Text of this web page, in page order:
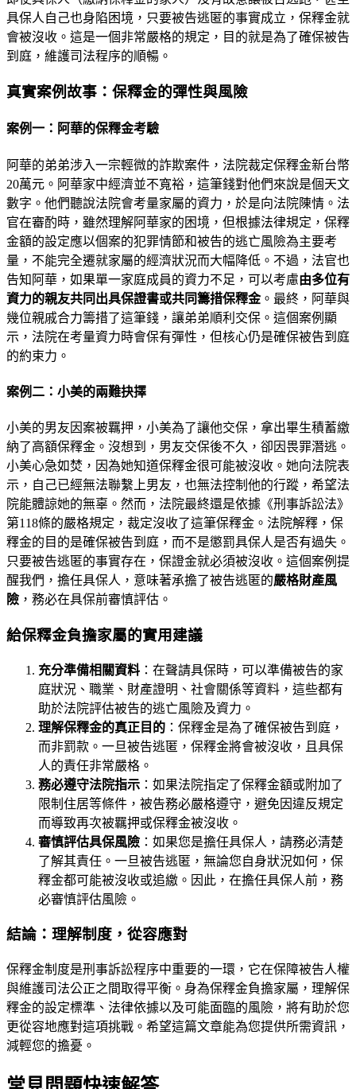
具保人自己也身陷困境，只要被告逃匿的事實成立，保釋金就
會被沒收。這是一個非常嚴格的規定，目的就是為了確保被告
到庭，維護司法程序的順暢。
真實案例故事：保釋金的彈性與風險
案例一：阿華的保釋金考驗
阿華的弟弟涉入一宗輕微的詐欺案件，法院裁定保釋金新台幣
20萬元。阿華家中經濟並不寬裕，這筆錢對他們來說是個天文
數字。他們聽說法院會考量家屬的資力，於是向法院陳情。法
官在審酌時，雖然理解阿華家的困境，但根據法律規定，保釋
金額的設定應以個案的犯罪情節和被告的逃亡風險為主要考
量，不能完全遷就家屬的經濟狀況而大幅降低。不過，法官也
告知阿華，如果單一家庭成員的資力不足，可以考慮由多位有
資力的親友共同出具保證書或共同籌措保釋金。最終，阿華與
幾位親戚合力籌措了這筆錢，讓弟弟順利交保。這個案例顯
示，法院在考量資力時會保有彈性，但核心仍是確保被告到庭
的約束力。
案例二：小美的兩難抉擇
小美的男友因案被羈押，小美為了讓他交保，拿出畢生積蓄繳
納了高額保釋金。沒想到，男友交保後不久，卻因畏罪潛逃。
小美心急如焚，因為她知道保釋金很可能被沒收。她向法院表
示，自己已經無法聯繫上男友，也無法控制他的行蹤，希望法
院能體諒她的無辜。然而，法院最終還是依據《刑事訴訟法》
第118條的嚴格規定，裁定沒收了這筆保釋金。法院解釋，保
釋金的目的是確保被告到庭，而不是懲罰具保人是否有過失。
只要被告逃匿的事實存在，保證金就必須被沒收。這個案例提
醒我們，擔任具保人，意味著承擔了被告逃匿的嚴格財產風
險 ，務必在具保前審慎評估。
給保釋金負擔家屬的實用建議
充分準備相關資料 ：在聲請具保時，可以準備被告的家
庭狀況、職業、財產證明、社會關係等資料，這些都有
助於法院評估被告的逃亡風險及資力。
理解保釋金的真正目的 ：保釋金是為了確保被告到庭，
而非罰款。一旦被告逃匿，保釋金將會被沒收，且具保
人的責任非常嚴格。
務必遵守法院指示 ：如果法院指定了保釋金額或附加了
限制住居等條件，被告務必嚴格遵守，避免因違反規定
而導致再次被羈押或保釋金被沒收。
審慎評估具保風險 ：如果您是擔任具保人，請務必清楚
了解其責任。一旦被告逃匿，無論您自身狀況如何，保
釋金都可能被沒收或追繳。因此，在擔任具保人前，務
必審慎評估風險。
結論：理解制度，從容應對
保釋金制度是刑事訴訟程序中重要的一環，它在保障被告人權
與維護司法公正之間取得平衡。身為保釋金負擔家屬，理解保
釋金的設定標準、法律依據以及可能面臨的風險，將有助於您
更從容地應對這項挑戰。希望這篇文章能為您提供所需資訊，
減輕您的擔憂。